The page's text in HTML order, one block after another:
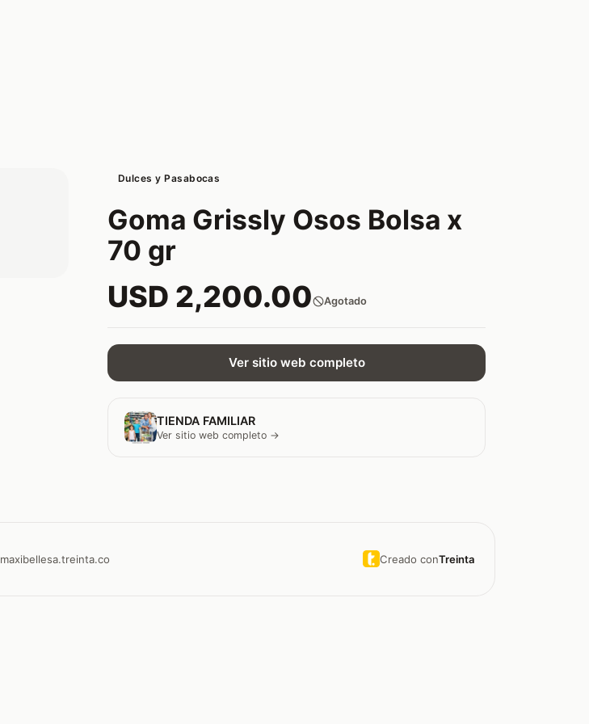
Dulces y Pasabocas
Goma Grissly Osos Bolsa x
70 gr
USD 2,200.00 Agotado
Ver sitio web completo
TIENDA FAMILIAR
Ver sitio web completo →
maxibellesa.treinta.co Creado conTreinta